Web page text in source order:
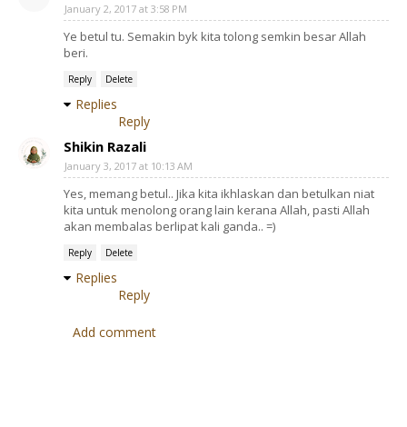
January 2, 2017 at 3:58 PM
Ye betul tu. Semakin byk kita tolong semkin besar Allah
beri.
Reply Delete
Replies
Reply
Shikin Razali
January 3, 2017 at 10:13 AM
Yes, memang betul.. Jika kita ikhlaskan dan betulkan niat
kita untuk menolong orang lain kerana Allah, pasti Allah
akan membalas berlipat kali ganda.. =)
Reply Delete
Replies
Reply
Add comment